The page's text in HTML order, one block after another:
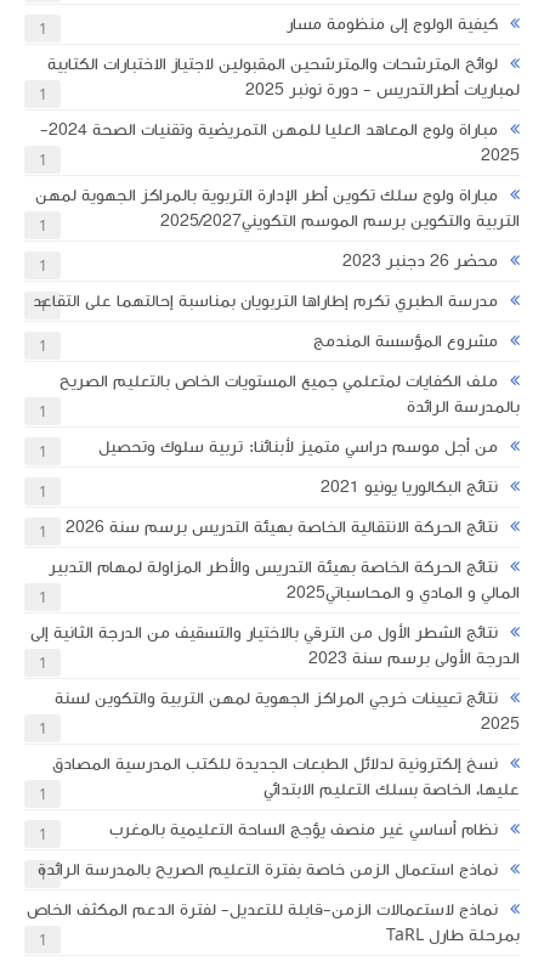
كيفية الولوج إلى منظومة مسار 1
لوائح المترشحات والمترشحين المقبولين لاجتياز الاختبارات الكتابية
لمباريات أطرالتدريس - دورة نونبر 2025
1
مباراة ولوج المعاهد العليا للمهن التمريضية وتقنيات الصحة 2024-
2025
1
مباراة ولوج سلك تكوين أطر الإدارة التربوية بالمراكز الجهوية لمهن
التربية والتكوين برسم الموسم التكويني2025/2027
1
محضر 26 دجنبر 2023 1
مدرسة الطبري تكرم إطاراها التربويان بمناسبة إحالتهما على التقاعد
1
مشروع المؤسسة المندمج 1
ملف الكفايات لمتعلمي جميع المستويات الخاص بالتعليم الصريح
بالمدرسة الرائدة
1
من أجل موسم دراسي متميز لأبنائنا: تربية سلوك وتحصيل 1
نتائج البكالوريا يونيو 2021 1
نتائج الحركة الانتقالية الخاصة بهيئة التدريس برسم سنة 2026 1
نتائج الحركة الخاصة بهيئة التدريس والأطر المزاولة لمهام التدبير
المالي و المادي و المحاسباتي2025
1
نتائج الشطر الأول من الترقي بالاختيار والتسقيف من الدرجة الثانية إلى
الدرجة الأولى برسم سنة 2023
1
نتائج تعيينات خرجي المراكز الجهوية لمهن التربية والتكوين لسنة
2025
1
نسخ إلكترونية لدلائل الطبعات الجديدة للكتب المدرسية المصادق
عليها، الخاصة بسلك التعليم الابتدائي
1
نظام أساسي غير منصف يؤجج الساحة التعليمية بالمغرب 1
نماذج استعمال الزمن خاصة بفترة التعليم الصريح بالمدرسة الرائدة
1
نماذج لاستعمالات الزمن-قابلة للتعديل- لفترة الدعم المكثف الخاص
بمرحلة طارل TaRL
1